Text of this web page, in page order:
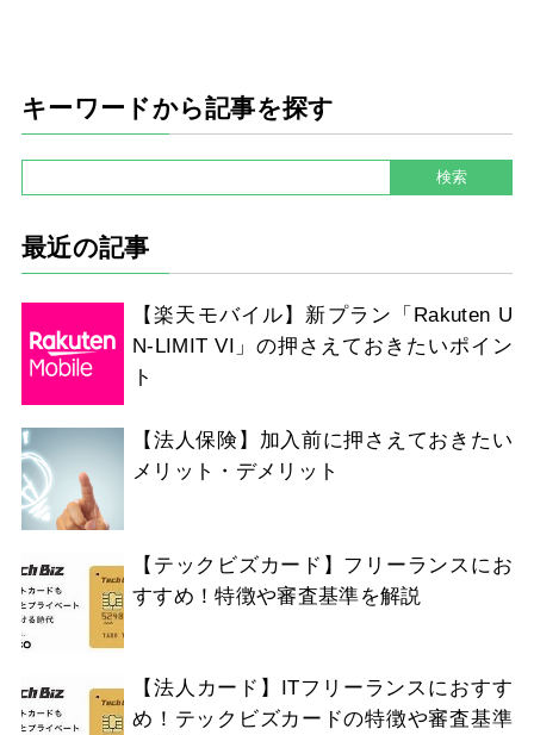
キーワードから記事を探す
最近の記事
【楽天モバイル】新プラン「Rakuten U
N-LIMIT VI」の押さえておきたいポイン
ト
【法人保険】加入前に押さえておきたい
メリット・デメリット
【テックビズカード】フリーランスにお
すすめ！特徴や審査基準を解説
【法人カード】ITフリーランスにおすす
め！テックビズカードの特徴や審査基準